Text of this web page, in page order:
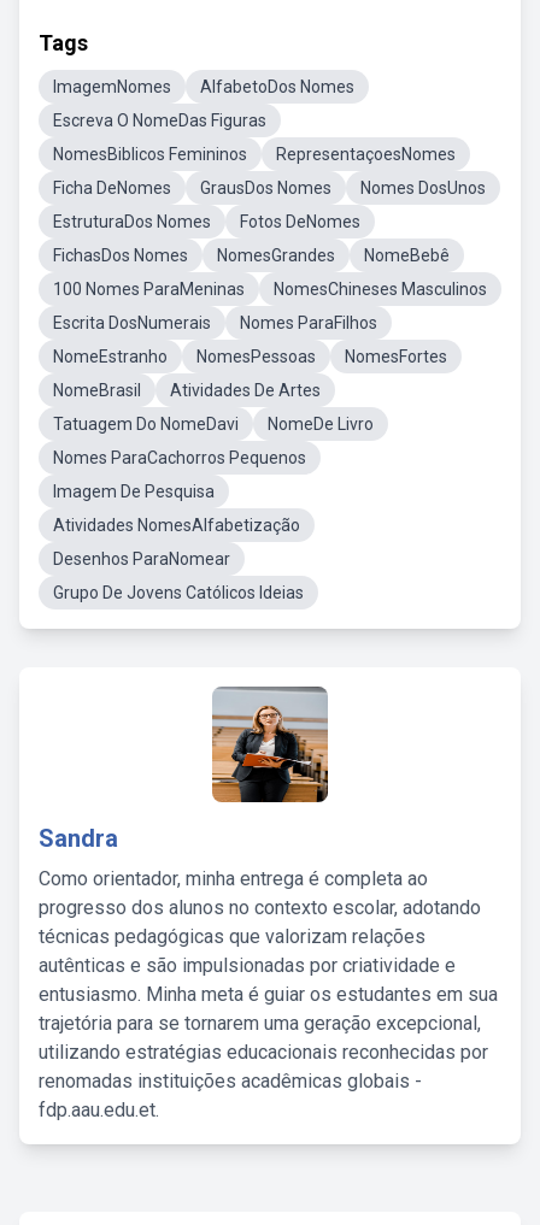
Tags
ImagemNomes
AlfabetoDos Nomes
Escreva O NomeDas Figuras
NomesBiblicos Femininos
RepresentaçoesNomes
Ficha DeNomes
GrausDos Nomes
Nomes DosUnos
EstruturaDos Nomes
Fotos DeNomes
FichasDos Nomes
NomesGrandes
NomeBebê
100 Nomes ParaMeninas
NomesChineses Masculinos
Escrita DosNumerais
Nomes ParaFilhos
NomeEstranho
NomesPessoas
NomesFortes
NomeBrasil
Atividades De Artes
Tatuagem Do NomeDavi
NomeDe Livro
Nomes ParaCachorros Pequenos
Imagem De Pesquisa
Atividades NomesAlfabetização
Desenhos ParaNomear
Grupo De Jovens Católicos Ideias
Sandra
Como orientador, minha entrega é completa ao
progresso dos alunos no contexto escolar, adotando
técnicas pedagógicas que valorizam relações
autênticas e são impulsionadas por criatividade e
entusiasmo. Minha meta é guiar os estudantes em sua
trajetória para se tornarem uma geração excepcional,
utilizando estratégias educacionais reconhecidas por
renomadas instituições acadêmicas globais -
fdp.aau.edu.et.